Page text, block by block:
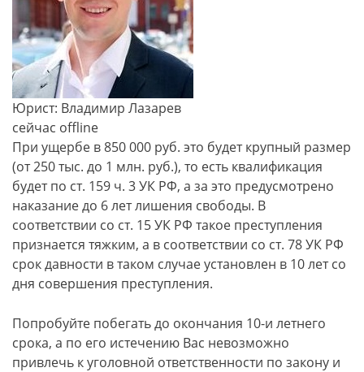
Юрист: Владимир Лазарев
сейчас offline
При ущербе в 850 000 руб. это будет крупный размер
(от 250 тыс. до 1 млн. руб.), то есть квалификация
будет по ст. 159 ч. 3 УК РФ, а за это предусмотрено
наказание до 6 лет лишения свободы. В
соответствии со ст. 15 УК РФ такое преступления
признается тяжким, а в соответствии со ст. 78 УК РФ
срок давности в таком случае установлен в 10 лет со
дня совершения преступления.
Попробуйте побегать до окончания 10-и летнего
срока, а по его истечению Вас невозможно
привлечь к уголовной ответственности по закону и